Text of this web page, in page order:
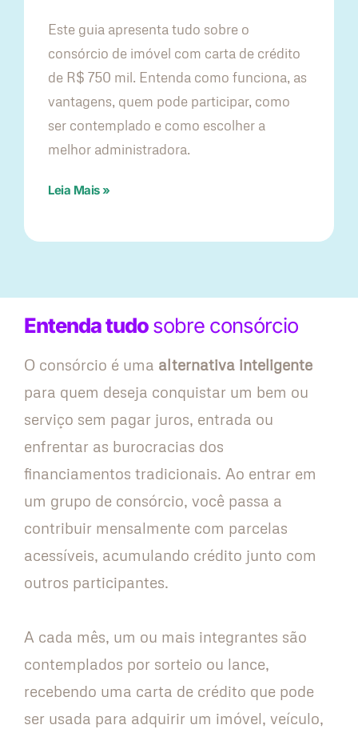
Este guia apresenta tudo sobre o
consórcio de imóvel com carta de crédito
de R$ 750 mil. Entenda como funciona, as
vantagens, quem pode participar, como
ser contemplado e como escolher a
melhor administradora.
Leia Mais »
Entenda tudosobre consórcio
O consórcio é uma alternativa inteligente
para quem deseja conquistar um bem ou
serviço sem pagar juros, entrada ou
enfrentar as burocracias dos
financiamentos tradicionais. Ao entrar em
um grupo de consórcio, você passa a
contribuir mensalmente com parcelas
acessíveis, acumulando crédito junto com
outros participantes.
A cada mês, um ou mais integrantes são
contemplados por sorteio ou lance,
recebendo uma carta de crédito que pode
ser usada para adquirir um imóvel, veículo,